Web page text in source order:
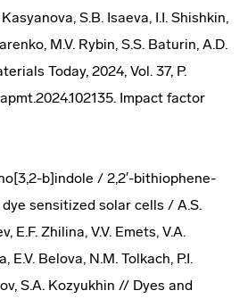
S.B. Isaeva, I.I. Shishkin,
M.V. Rybin, S.S. Baturin, A.D.
Today, 2024, Vol. 37, P.
Impact factor
b]indole / 2,2′-bithiophene-
sensitized solar cells / A.S.
E.F. Zhilina, V.V. Emets, V.A.
E.V. Belova, N.M. Tolkach, P.I.
S.A. Kozyukhin // Dyes and